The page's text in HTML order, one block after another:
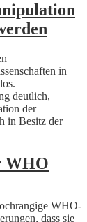
in
deutlich,
der
in Besitz der
WHO
WHO-
dass sie